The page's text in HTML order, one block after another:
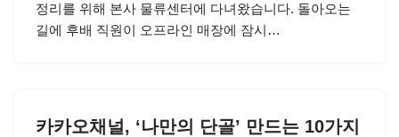
정리를 위해 본사 물류센터에 다녀왔습니다. 돌아오는
길에 후배 직원이 오프라인 매장에 잠시…
카카오채널, ‘나만의 단골’ 만드는 10가지